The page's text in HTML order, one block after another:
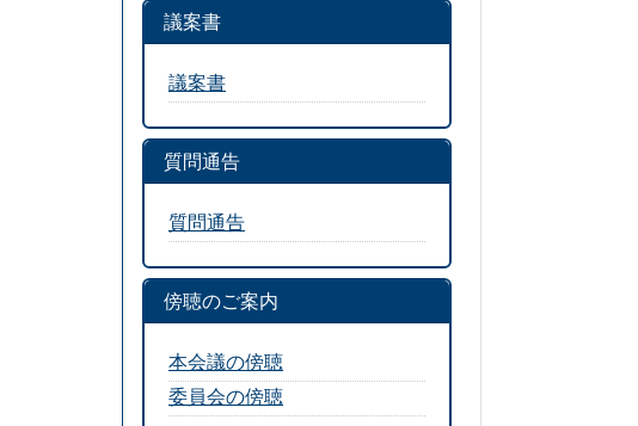
議案書
議案書
質問通告
質問通告
傍聴のご案内
本会議の傍聴
委員会の傍聴